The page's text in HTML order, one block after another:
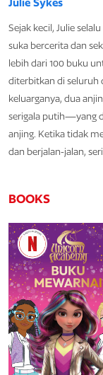
Sejak kecil, Julie
suka bercerita dan
lebih dari 100 buku
diterbitkan di seluruh
keluarganya, dua
serigala putih—yang
anjing. Ketika tidak
dan berjalan-jalan,
BOOKS